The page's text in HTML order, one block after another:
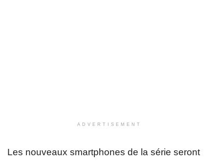
ADVERTISEMENT
Les nouveaux smartphones de la série seront